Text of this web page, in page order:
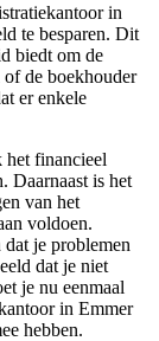
in
te besparen. Dit
biedt om de
de boekhouder
er enkele
het financieel
Daarnaast is het
van het
voldoen.
je problemen
dat je niet
je nu eenmaal
in Emmer
hebben.